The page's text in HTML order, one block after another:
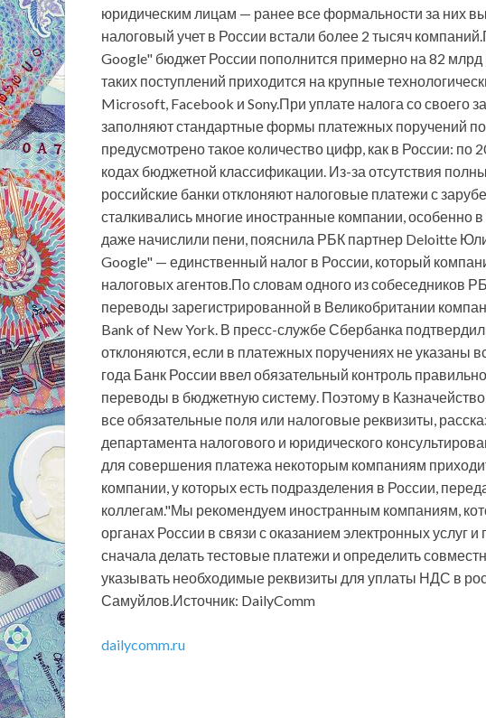
юридическим лицам — ранее все формальности за них
налоговый учет в России встали более 2 тысяч
Google" бюджет России пополнится примерно на 82 млрд
таких поступлений приходится на крупные
Microsoft, Facebook и Sony.При уплате налога со своего
заполняют стандартные формы платежных поручений по
предусмотрено такое количество цифр, как в России: по
кодах бюджетной классификации. Из-за отсутствия
российские банки отклоняют налоговые платежи с
сталкивались многие иностранные компании, особенно
даже начислили пени, пояснила РБК партнер Deloitte
Google" — единственный налог в России, который
налоговых агентов.По словам одного из собеседников
переводы зарегистрированной в Великобритании
Bank of New York. В пресс-службе Сбербанка
отклоняются, если в платежных поручениях не указаны
года Банк России ввел обязательный контроль
переводы в бюджетную систему. Поэтому в
все обязательные поля или налоговые реквизиты,
департамента налогового и юридического
для совершения платежа некоторым компаниям
компании, у которых есть подразделения в России,
коллегам."Мы рекомендуем иностранным компаниям,
органах России в связи с оказанием электронных услуг
сначала делать тестовые платежи и определить
указывать необходимые реквизиты для уплаты НДС в
Самуйлов.Источник: DailyComm
dailycomm.ru